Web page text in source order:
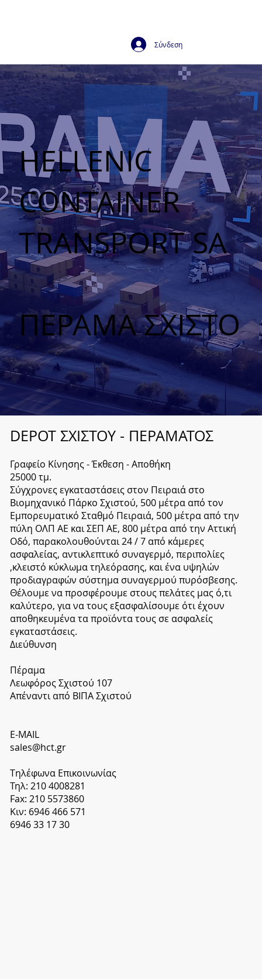
Σύνδεση
HELLENIC
CONTAINER
TRANSPORT SA
ΠΕΡΑΜΑ ΣΧΙΣΤΟ
DEPOT ΣΧΙΣΤΟΥ - ΠΕΡΑΜΑΤΟΣ
Γραφείο Κίνησης - Έκθεση - Αποθήκη
25000 τμ.
Σύγχρονες εγκαταστάσεις στον Πειραιά στο
Βιομηχανικό Πάρκο Σχιστού, 500 μέτρα από τον
Εμπορευματικό Σταθμό Πειραιά, 500 μέτρα από την
πύλη ΟΛΠ ΑΕ και ΣΕΠ ΑΕ, 800 μέτρα από την Αττική
Οδό, παρακολουθούνται 24 / 7 από κάμερες
ασφαλείας, αντικλεπτικό συναγερμό, περιπολίες
,κλειστό κύκλωμα τηλεόρασης, και ένα υψηλών
προδιαγραφών σύστημα συναγερμού πυρόσβεσης.
Θέλουμε να προσφέρουμε στους πελάτες μας ό,τι
καλύτερο, για να τους εξασφαλίσουμε ότι έχουν
αποθηκευμένα τα προϊόντα τους σε ασφαλείς
εγκαταστάσεις.
​Διεύθυνση
Πέραμα
Λεωφόρος Σχιστού 107
Απέναντι από ΒΙΠΑ Σχιστού
​E-MAIL
sales@hct.gr
Tηλέφωνα Επικοινωνίας
Τηλ: 210 4008281
Fax: 210 5573860
Κιν: 6946 466 571
6946 33 17 30